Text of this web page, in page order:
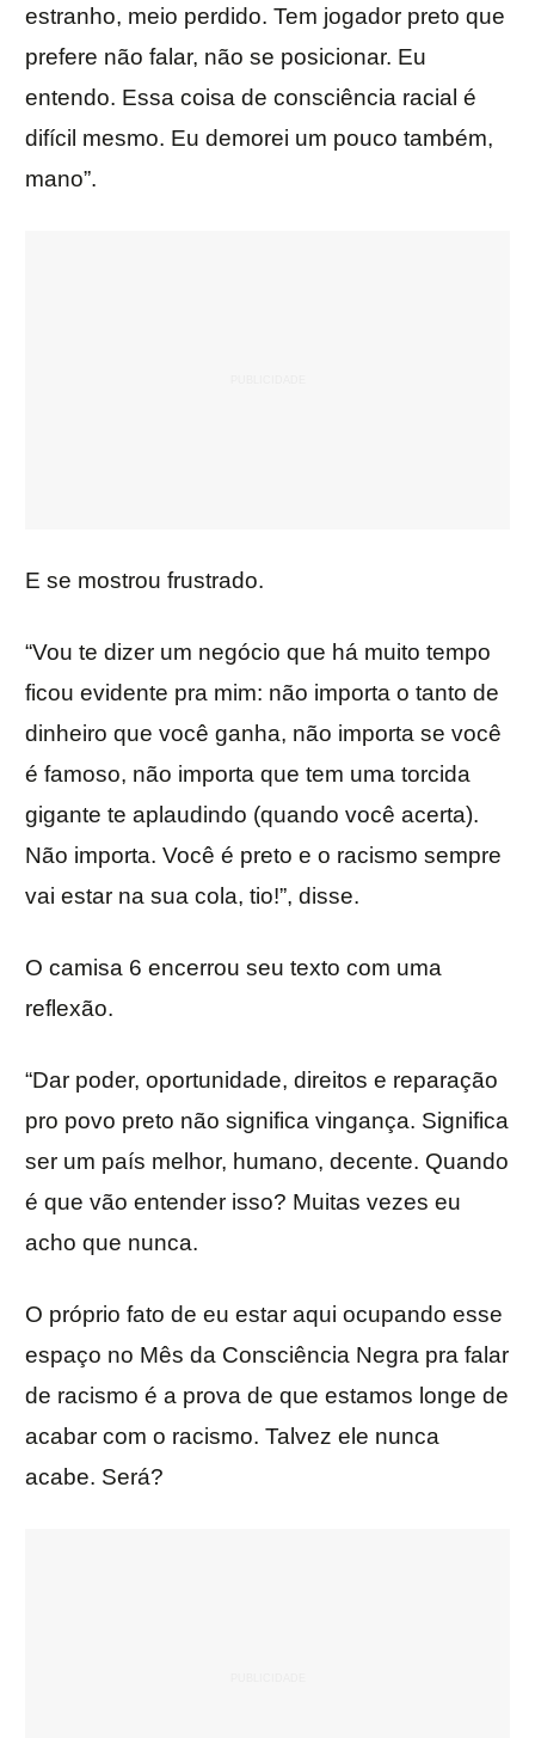
estranho, meio perdido. Tem jogador preto que
prefere não falar, não se posicionar. Eu
entendo. Essa coisa de consciência racial é
difícil mesmo. Eu demorei um pouco também,
mano”.
E se mostrou frustrado.
“Vou te dizer um negócio que há muito tempo
ficou evidente pra mim: não importa o tanto de
dinheiro que você ganha, não importa se você
é famoso, não importa que tem uma torcida
gigante te aplaudindo (quando você acerta).
Não importa. Você é preto e o racismo sempre
vai estar na sua cola, tio!”, disse.
O camisa 6 encerrou seu texto com uma
reflexão.
“Dar poder, oportunidade, direitos e reparação
pro povo preto não significa vingança. Significa
ser um país melhor, humano, decente. Quando
é que vão entender isso? Muitas vezes eu
acho que nunca.
O próprio fato de eu estar aqui ocupando esse
espaço no Mês da Consciência Negra pra falar
de racismo é a prova de que estamos longe de
acabar com o racismo. Talvez ele nunca
acabe. Será?